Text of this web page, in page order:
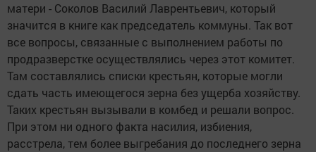
матери - Соколов Василий Лаврентьевич, который
значится в книге как председатель коммуны. Так вот
все вопросы, связанные с выполнением работы по
продразверстке осуществлялись через этот комитет.
Там составлялись списки крестьян, которые могли
сдать часть имеющегося зерна без ущерба хозяйству.
Таких крестьян вызывали в комбед и решали вопрос.
При этом ни одного факта насилия, избиения,
расстрела, тем более выгребания до последнего зерна